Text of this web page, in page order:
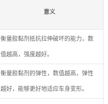
意义
衡量胶黏剂抵抗拉伸破坏的能力，数
值越高，强度越好。
衡量胶黏剂的弹性，数值越高，弹性
越好，能够更好地适应车身变形。